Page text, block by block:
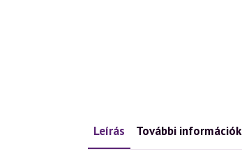
Leírás További információk